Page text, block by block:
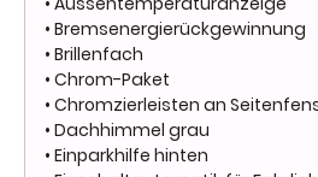
• Bremsenergierückgewinnung
• Brillenfach
• Chrom-Paket
• Chromzierleisten an
• Dachhimmel grau
• Einparkhilfe hinten